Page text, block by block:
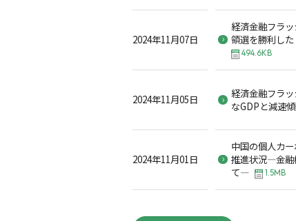
2024年11月07日
経済金融フラ
領選を勝利した
494.6KB
2024年11月05日
経済金融フラ
なGDPと減速
2024年11月01日
中国の個人カ
推進状況―金融
て―
1.5MB